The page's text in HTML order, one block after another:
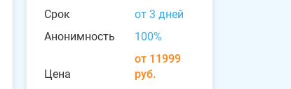
Срок
от 3 дней
Анонимность
100%
Цена
от 11999
руб.